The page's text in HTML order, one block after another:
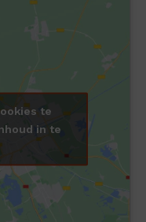
te
in te